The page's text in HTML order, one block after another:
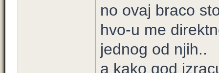
no ovaj braco
hvo-u me
jednog od njih..
a kako god